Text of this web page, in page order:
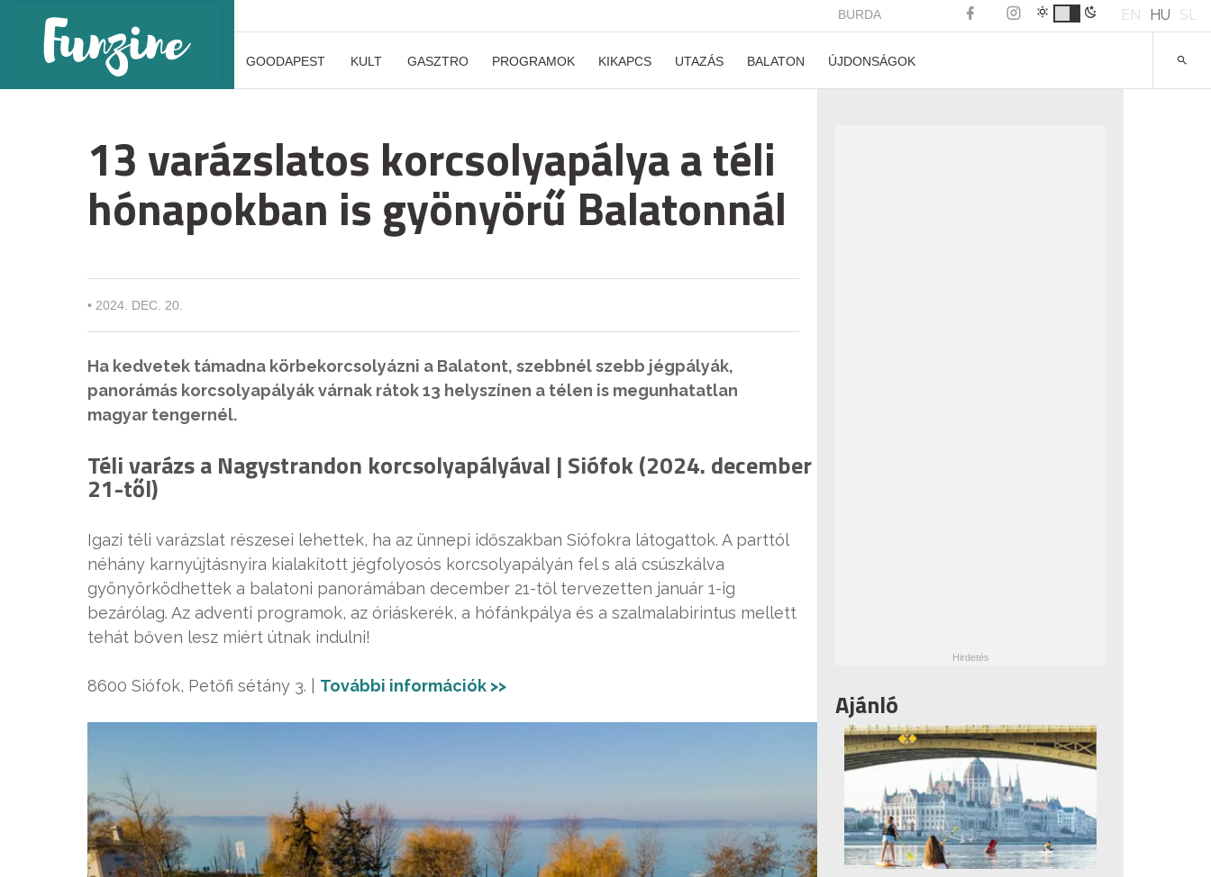
BURDA EN HU SL
GOODAPEST KULT GASZTRO PROGRAMOK KIKAPCS UTAZÁS BALATON ÚJDONSÁGOK
13 varázslatos korcsolyapálya a téli
hónapokban is gyönyörű Balatonnál
• 2024. DEC. 20.
Ha kedvetek támadna körbekorcsolyázni a Balatont, szebbnél szebb jégpályák,
panorámás korcsolyapályák várnak rátok 13 helyszínen a télen is megunhatatlan
magyar tengernél.
Téli varázs a Nagystrandon korcsolyapályával | Siófok (2024. december
21-től)
Igazi téli varázslat részesei lehettek, ha az ünnepi időszakban Siófokra látogattok. A parttól
néhány karnyújtásnyira kialakított jégfolyosós korcsolyapályán fel s alá csúszkálva
gyönyörködhettek a balatoni panorámában december 21-től tervezetten január 1-ig
bezárólag. Az adventi programok, az óriáskerék, a hófánkpálya és a szalmalabirintus mellett
tehát bőven lesz miért útnak indulni!
8600 Siófok, Petőfi sétány 3. | További információk >>
Ajánló